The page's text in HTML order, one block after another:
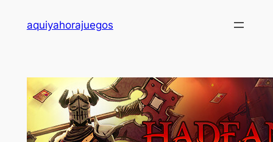
aquiyahorajuegos